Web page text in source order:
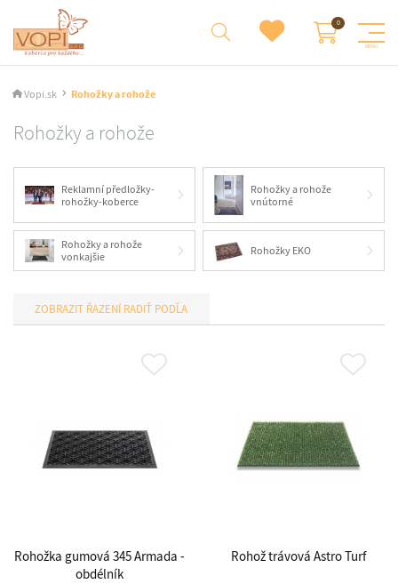
Vopi.sk Rohožky a rohože
Rohožky a rohože
Reklamní předložky-
rohožky-koberce
Rohožky a rohože
vnútorné
Rohožky a rohože
vonkajšie
Rohožky EKO
RADIŤ PODĽA
Rohožka gumová 345 Armada -
obdélník
Rohož trávová Astro Turf